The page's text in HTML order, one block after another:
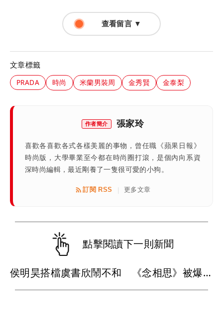
查看留言 ▼
文章標籤
PRADA 時尚 米蘭男裝周 金秀賢 金泰梨
作者簡介 張家玲
喜歡各喜歡各式各樣美麗的事物，曾任職《蘋果日報》
時尚版，大學畢業至今都在時尚圈打滾，是個內向系資
深時尚編輯，最近剛養了一隻很可愛的小狗。
訂閱 RSS 更多文章
點擊閱讀下一則新聞
侯明昊搭檔虞書欣鬧不和 《念相思》被爆停拍換男主